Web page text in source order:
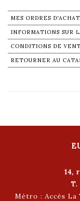
MES ORDRES D'ACHAT
INFORMATIONS SUR
CONDITIONS DE
RETOURNER AU
14,
T.
Métro : Accès